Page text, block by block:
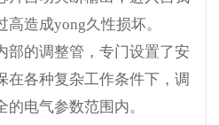
造成yong久性损坏。
部的调整管，专门设置了安
在各种复杂工作条件下，调
电气参数范围内。